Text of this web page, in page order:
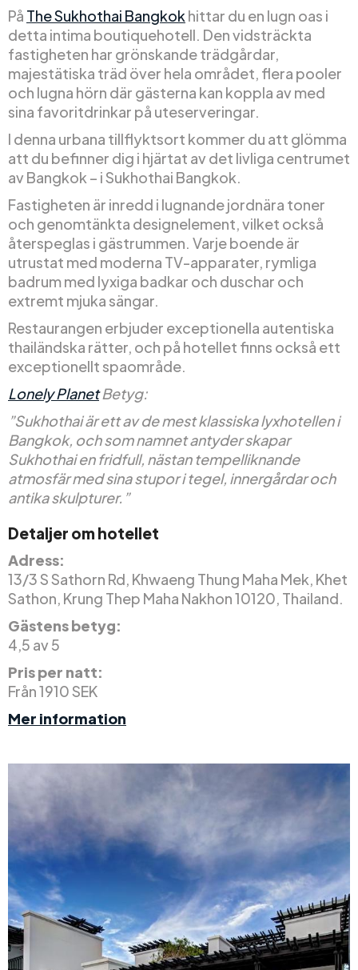
På The Sukhothai Bangkok hittar du en lugn oas i
detta intima boutiquehotell. Den vidsträckta
fastigheten har grönskande trädgårdar,
majestätiska träd över hela området, flera pooler
och lugna hörn där gästerna kan koppla av med
sina favoritdrinkar på uteserveringar.
I denna urbana tillflyktsort kommer du att glömma
att du befinner dig i hjärtat av det livliga centrumet
av Bangkok – i Sukhothai Bangkok.
Fastigheten är inredd i lugnande jordnära toner
och genomtänkta designelement, vilket också
återspeglas i gästrummen. Varje boende är
utrustat med moderna TV-apparater, rymliga
badrum med lyxiga badkar och duschar och
extremt mjuka sängar.
Restaurangen erbjuder exceptionella autentiska
thailändska rätter, och på hotellet finns också ett
exceptionellt spaområde.
Lonely Planet Betyg:
”Sukhothai är ett av de mest klassiska lyxhotellen i
Bangkok, och som namnet antyder skapar
Sukhothai en fridfull, nästan tempelliknande
atmosfär med sina stupor i tegel, innergårdar och
antika skulpturer.”
Detaljer om hotellet
Adress:
13/3 S Sathorn Rd, Khwaeng Thung Maha Mek, Khet
Sathon, Krung Thep Maha Nakhon 10120, Thailand.
Gästens betyg:
4,5 av 5
Pris per natt:
Från 1910 SEK
Mer information